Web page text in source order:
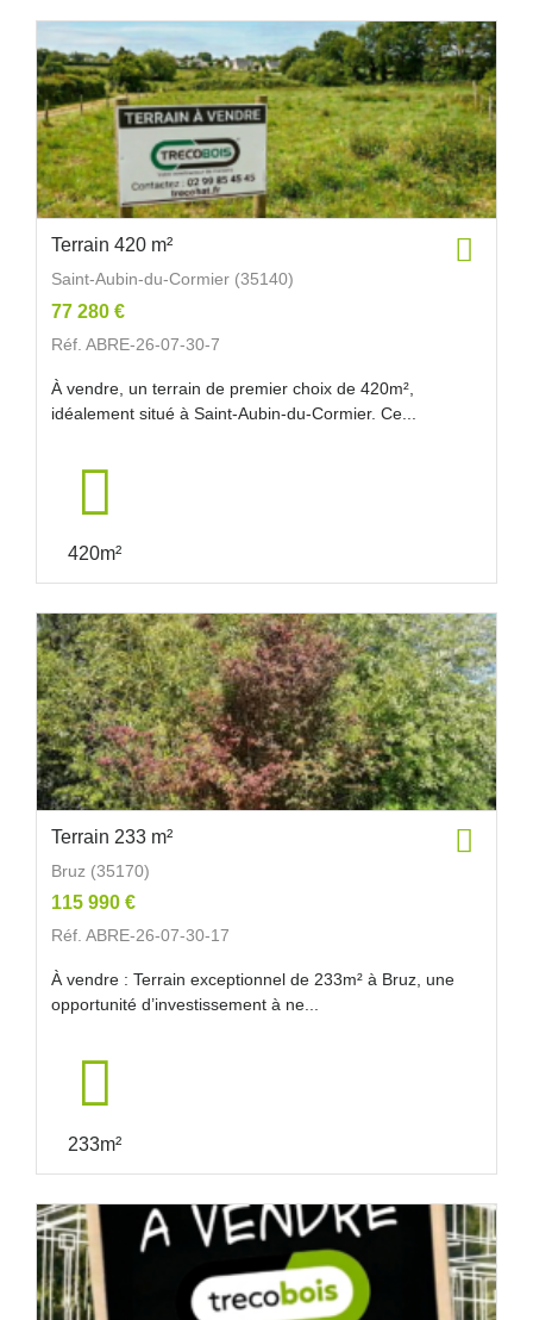
Terrain 420 m²
Saint-Aubin-du-Cormier (35140)
77 280 €
Réf. ABRE-26-07-30-7
À vendre, un terrain de premier choix de 420m²,
idéalement situé à Saint-Aubin-du-Cormier. Ce...
420m²
Terrain 233 m²
Bruz (35170)
115 990 €
Réf. ABRE-26-07-30-17
À vendre : Terrain exceptionnel de 233m² à Bruz, une
opportunité d’investissement à ne...
233m²